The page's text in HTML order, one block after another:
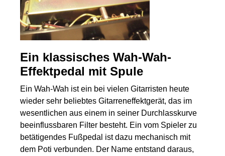
Ein klassisches Wah-Wah-
Effektpedal mit Spule
Ein Wah-Wah ist ein bei vielen Gitarristen heute
wieder sehr beliebtes Gitarreneffektgerät, das im
wesentlichen aus einem in seiner Durchlasskurve
beeinflussbaren Filter besteht. Ein vom Spieler zu
betätigendes Fußpedal ist dazu mechanisch mit
dem Poti verbunden. Der Name entstand daraus,